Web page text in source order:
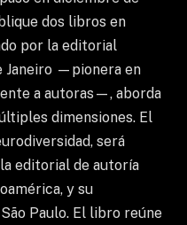
dos libros en
por la editorial
Janeiro —pionera en
a autoras—, aborda
dimensiones. El
será
editorial de autoría
y su
Paulo. El libro reúne